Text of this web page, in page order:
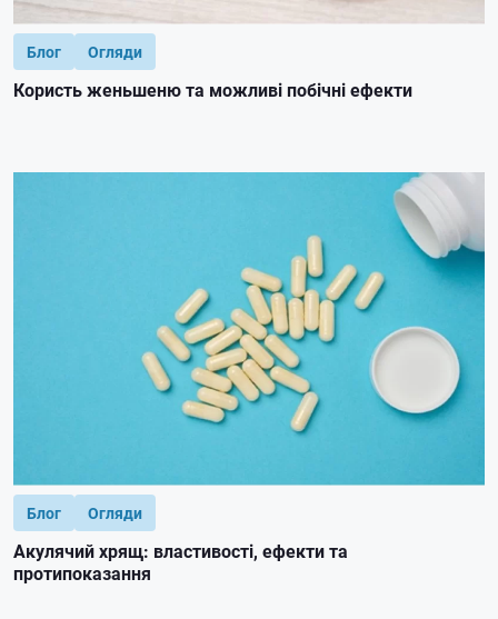
Блог Огляди
Користь женьшеню та можливі побічні ефекти
Блог Огляди
Акулячий хрящ: властивості, ефекти та
протипоказання